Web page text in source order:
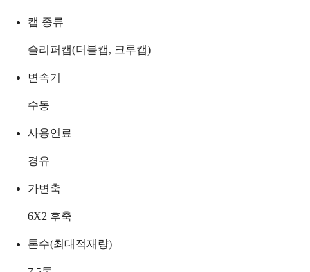
캡 종류
슬리퍼캡(더블캡, 크루캡)
변속기
수동
사용연료
경유
가변축
6X2 후축
톤수(최대적재량)